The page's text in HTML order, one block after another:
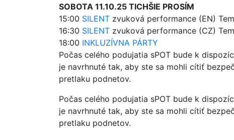
SOBOTA 11.10.25 TICHŠIE PROSÍM
15:00 SILENT zvuková performance (EN)
16:30 SILENT zvuková performance (CZ)
18:00 INKLUZÍVNA PÁRTY
Počas celého podujatia sPOT bude k
je navrhnuté tak, aby ste sa mohli cítiť
pretlaku podnetov.
Počas celého podujatia sPOT bude k
je navrhnuté tak, aby ste sa mohli cítiť
pretlaku podnetov.